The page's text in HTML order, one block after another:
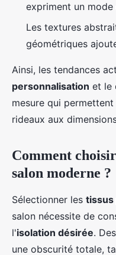
expriment un
Les textures
géométriques
Ainsi, les tendances
personnalisation et le
mesure qui
rideaux aux
Comment
salon moderne ?
Sélectionner les tissus
salon nécessite de
l'isolation désirée.
une obscurité totale,